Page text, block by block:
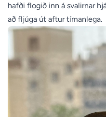
hafði flogið inn á svalirnar
að fljúga út aftur tímanlega.